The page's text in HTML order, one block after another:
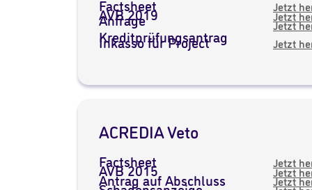
Factsheet Jetzt
AVB 2019 Jetzt
Anfrage
Kreditprüfungsantrag
Jetzt
Inkasso für Project Jetzt
ACREDIA Veto
Factsheet Jetzt
AVB 2015 Jetzt
Antrag auf Abschluss Jetzt